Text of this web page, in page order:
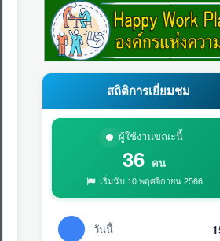
สถิติการเยี่ยมชม
ผู้ใช้งานขณะนี้
36 คน
เริ่มนับ 10 พฤศจิกายน 2566
วันนี้